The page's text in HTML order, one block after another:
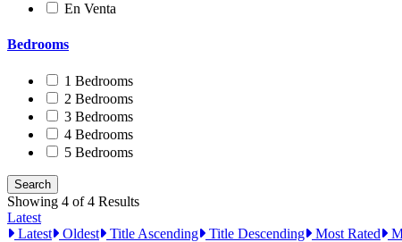
En Venta
Bedrooms
1 Bedrooms
2 Bedrooms
3 Bedrooms
4 Bedrooms
5 Bedrooms
Showing 4 of 4 Results
Latest
Latest
Oldest Title Ascending Title Descending Most Rated